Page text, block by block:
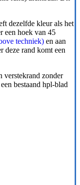
dezelfde kleur als het
een hoek van 45
techniek) en aan
deze rand komt een
verstekrand zonder
bestaand hpl-blad